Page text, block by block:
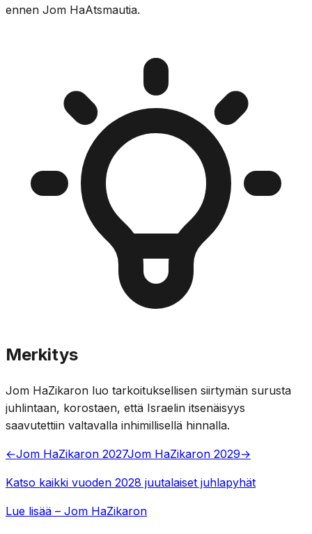
ennen Jom HaAtsmautia.
Merkitys
Jom HaZikaron luo tarkoituksellisen siirtymän surusta
juhlintaan, korostaen, että Israelin itsenäisyys
saavutettiin valtavalla inhimillisellä hinnalla.
←Jom HaZikaron 2027Jom HaZikaron 2029→
Katso kaikki vuoden 2028 juutalaiset juhlapyhät
Lue lisää – Jom HaZikaron